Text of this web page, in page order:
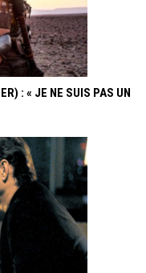
: « JE NE SUIS PAS UN